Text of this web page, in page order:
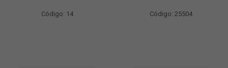
Código: 14 Código: 25504